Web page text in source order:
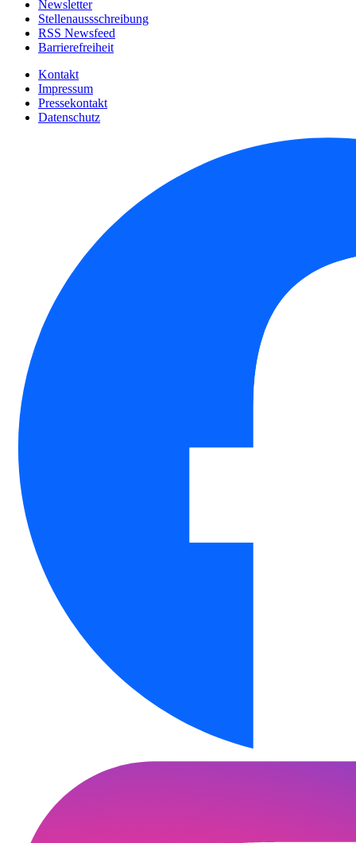
Newsletter
Stellenaussschreibung
RSS Newsfeed
Barrierefreiheit
Kontakt
Impressum
Pressekontakt
Datenschutz